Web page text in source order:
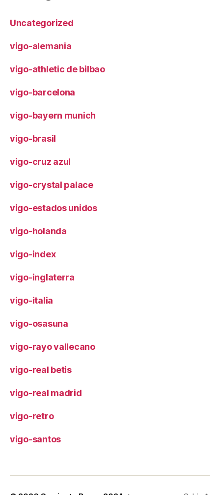
Uncategorized
vigo-alemania
vigo-athletic de bilbao
vigo-barcelona
vigo-bayern munich
vigo-brasil
vigo-cruz azul
vigo-crystal palace
vigo-estados unidos
vigo-holanda
vigo-index
vigo-inglaterra
vigo-italia
vigo-osasuna
vigo-rayo vallecano
vigo-real betis
vigo-real madrid
vigo-retro
vigo-santos